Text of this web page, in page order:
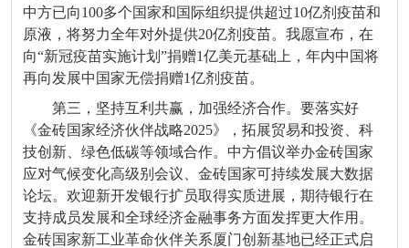
中方已向100多个国家和国际组织提供超过10亿剂疫苗和
原液，将努力全年对外提供20亿剂疫苗。我愿宣布，在
向“新冠疫苗实施计划”捐赠1亿美元基础上，年内中国将
再向发展中国家无偿捐赠1亿剂疫苗。
第三，坚持互利共赢，加强经济合作。要落实好
《金砖国家经济伙伴战略2025》，拓展贸易和投资、科
技创新、绿色低碳等领域合作。中方倡议举办金砖国家
应对气候变化高级别会议、金砖国家可持续发展大数据
论坛。欢迎新开发银行扩员取得实质进展，期待银行在
支持成员发展和全球经济金融事务方面发挥更大作用。
金砖国家新工业革命伙伴关系厦门创新基地已经正式启